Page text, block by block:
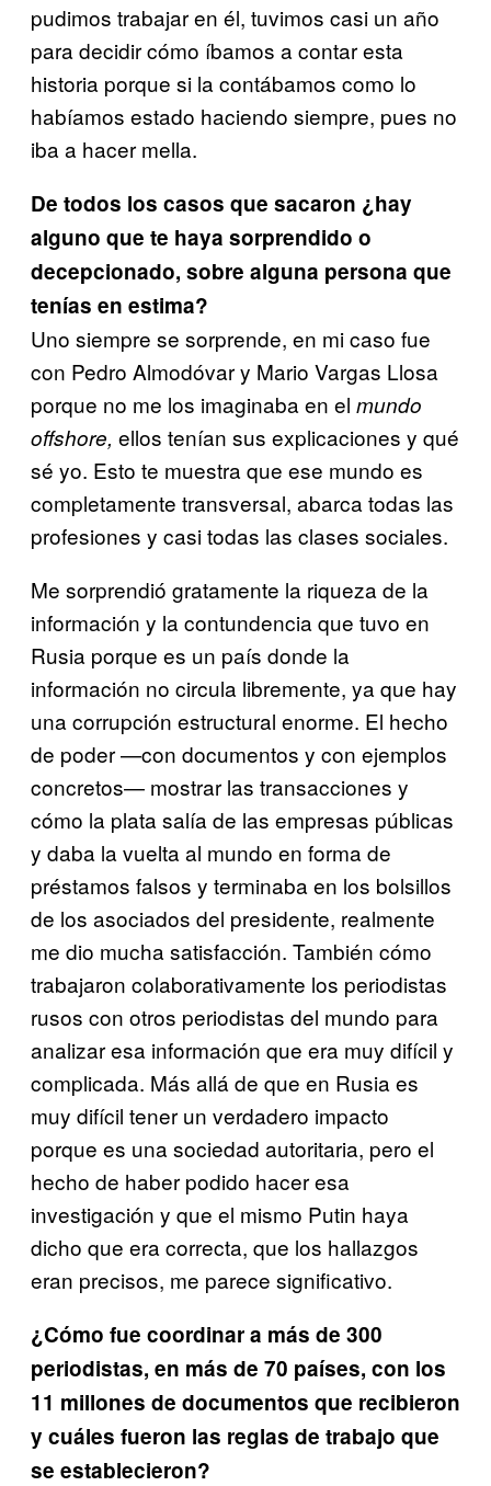
pudimos trabajar en él, tuvimos casi un año
para decidir cómo íbamos a contar esta
historia porque si la contábamos como lo
habíamos estado haciendo siempre, pues no
iba a hacer mella.
De todos los casos que sacaron ¿hay
alguno que te haya sorprendido o
decepcionado, sobre alguna persona que
tenías en estima?
Uno siempre se sorprende, en mi caso fue
con Pedro Almodóvar y Mario Vargas Llosa
porque no me los imaginaba en el mundo
offshore, ellos tenían sus explicaciones y qué
sé yo. Esto te muestra que ese mundo es
completamente transversal, abarca todas las
profesiones y casi todas las clases sociales.
Me sorprendió gratamente la riqueza de la
información y la contundencia que tuvo en
Rusia porque es un país donde la
información no circula libremente, ya que hay
una corrupción estructural enorme. El hecho
de poder —con documentos y con ejemplos
concretos— mostrar las transacciones y
cómo la plata salía de las empresas públicas
y daba la vuelta al mundo en forma de
préstamos falsos y terminaba en los bolsillos
de los asociados del presidente, realmente
me dio mucha satisfacción. También cómo
trabajaron colaborativamente los periodistas
rusos con otros periodistas del mundo para
analizar esa información que era muy difícil y
complicada. Más allá de que en Rusia es
muy difícil tener un verdadero impacto
porque es una sociedad autoritaria, pero el
hecho de haber podido hacer esa
investigación y que el mismo Putin haya
dicho que era correcta, que los hallazgos
eran precisos, me parece significativo.
¿Cómo fue coordinar a más de 300
periodistas, en más de 70 países, con los
11 millones de documentos que recibieron
y cuáles fueron las reglas de trabajo que
se establecieron?